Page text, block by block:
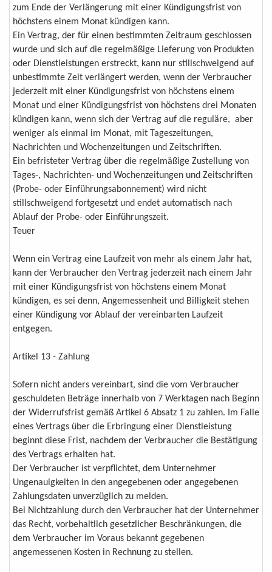
zum Ende der Verlängerung mit einer Kündigungsfrist von
höchstens einem Monat kündigen kann.
Ein Vertrag, der für einen bestimmten Zeitraum geschlossen
wurde und sich auf die regelmäßige Lieferung von Produkten
oder Dienstleistungen erstreckt, kann nur stillschweigend auf
unbestimmte Zeit verlängert werden, wenn der Verbraucher
jederzeit mit einer Kündigungsfrist von höchstens einem
Monat und einer Kündigungsfrist von höchstens drei Monaten
kündigen kann, wenn sich der Vertrag auf die reguläre, aber
weniger als einmal im Monat, mit Tageszeitungen,
Nachrichten und Wochenzeitungen und Zeitschriften.
Ein befristeter Vertrag über die regelmäßige Zustellung von
Tages-, Nachrichten- und Wochenzeitungen und Zeitschriften
(Probe- oder Einführungsabonnement) wird nicht
stillschweigend fortgesetzt und endet automatisch nach
Ablauf der Probe- oder Einführungszeit.
Teuer
Wenn ein Vertrag eine Laufzeit von mehr als einem Jahr hat,
kann der Verbraucher den Vertrag jederzeit nach einem Jahr
mit einer Kündigungsfrist von höchstens einem Monat
kündigen, es sei denn, Angemessenheit und Billigkeit stehen
einer Kündigung vor Ablauf der vereinbarten Laufzeit
entgegen.
Artikel 13 - Zahlung
Sofern nicht anders vereinbart, sind die vom Verbraucher
geschuldeten Beträge innerhalb von 7 Werktagen nach Beginn
der Widerrufsfrist gemäß Artikel 6 Absatz 1 zu zahlen. Im Falle
eines Vertrags über die Erbringung einer Dienstleistung
beginnt diese Frist, nachdem der Verbraucher die Bestätigung
des Vertrags erhalten hat.
Der Verbraucher ist verpflichtet, dem Unternehmer
Ungenauigkeiten in den angegebenen oder angegebenen
Zahlungsdaten unverzüglich zu melden.
Bei Nichtzahlung durch den Verbraucher hat der Unternehmer
das Recht, vorbehaltlich gesetzlicher Beschränkungen, die
dem Verbraucher im Voraus bekannt gegebenen
angemessenen Kosten in Rechnung zu stellen.